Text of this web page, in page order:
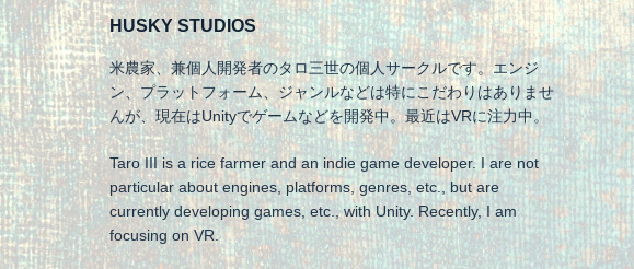
HUSKY STUDIOS
米農家、兼個人開発者のタロ三世の個人サークルです。エンジ
ン、プラットフォーム、ジャンルなどは特にこだわりはありませ
んが、現在はUnityでゲームなどを開発中。最近はVRに注力中。
Taro III is a rice farmer and an indie game developer. I are not
particular about engines, platforms, genres, etc., but are
currently developing games, etc., with Unity. Recently, I am
focusing on VR.